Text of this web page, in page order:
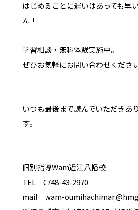
はじめることに遅いはあっても早
ん！
学習相談・無料体験実施中。
ぜひお気軽にお問い合わせください
いつも最後まで読んでいただきあ
す。
個別指導Wam近江八幡校
TEL 0748-43-2970
mail wam-